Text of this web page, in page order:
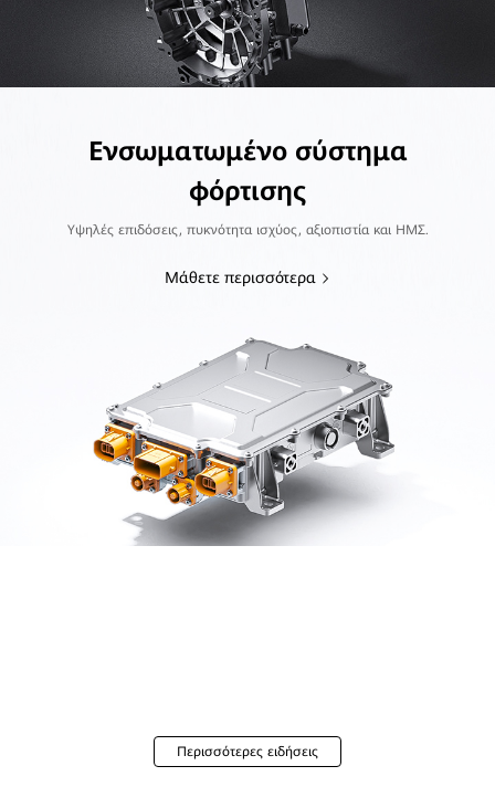
Ενσωματωμένο σύστημα
φόρτισης
Υψηλές επιδόσεις, πυκνότητα ισχύος, αξιοπιστία και ΗΜΣ.
Μάθετε περισσότερα
Περισσότερες ειδήσεις